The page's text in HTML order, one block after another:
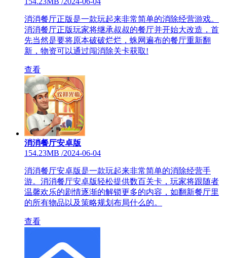
消消餐厅正版是一款玩起来非常简单的消除经营游戏。
消消餐厅正版玩家将继承叔叔的餐厅并开始大改造，首
先当然是要将原本破破烂烂，蛛网遍布的餐厅重新翻
新，物资可以通过闯消除关卡获取!
查看
消消餐厅安卓版
154.23MB /2024-06-04
消消餐厅安卓版是一款玩起来非常简单的消除经营手
游。消消餐厅安卓版轻松提供数百关卡，玩家将跟随者
温馨欢乐的剧情逐渐的解锁更多的内容，如翻新餐厅里
的所有物品以及策略规划布局什么的。
查看